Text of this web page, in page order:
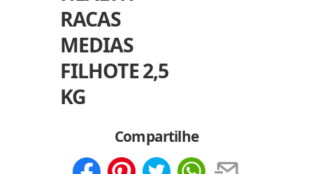
RACAS
MEDIAS
FILHOTE 2,5
KG
Compartilhe